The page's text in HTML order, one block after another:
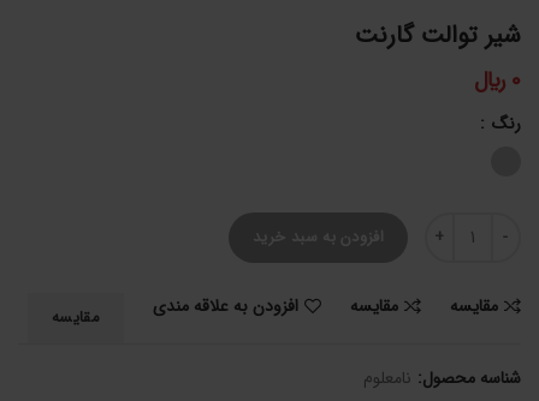
شیر توالت گارنت
0 ﷼
رنگ
شیر توالت گارنت عددافزودن به سبد خرید
مقایسه مقایسه افزودن به علاقه مندی مقایسه
شناسه محصول: نامعلوم